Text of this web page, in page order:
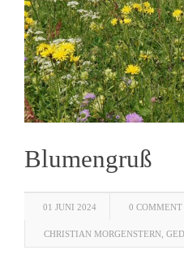
Blumengruß
01 JUNI 2024 0 COMMENT
CHRISTIAN MORGENSTERN